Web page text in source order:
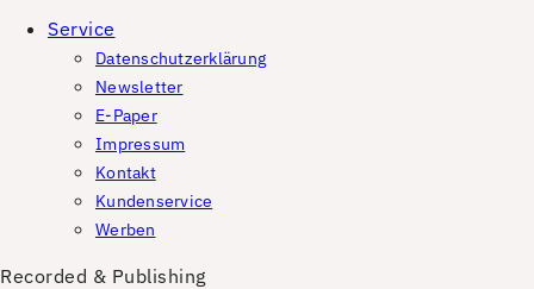
Service
Datenschutzerklärung
Newsletter
E-Paper
Impressum
Kontakt
Kundenservice
Werben
Recorded & Publishing